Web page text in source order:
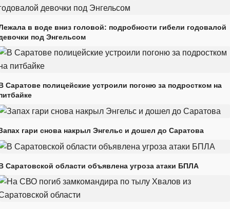
в воде вниз головой: подробности гибели годовалой
под Энгельсом
Саратове полицейские устроили погоню за подростком на
гари снова накрыл Энгельс и дошел до Саратова
Саратовской области объявлена угроза атаки БПЛА